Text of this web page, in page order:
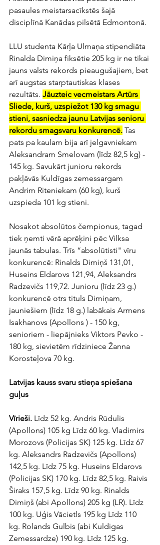
pasaules meistarsacīkstēs šajā
disciplīnā Kanādas pilsētā Edmontonā.
LLU studenta Kārļa Ulmaņa stipendiāta
Rinalda Dimiņa fiksētie 205 kg ir ne tikai
jauns valsts rekords pieaugušajiem, bet
arī augstas starptautiskas klases
rezultāts. Jāuzteic vecmeistars Artūrs
Sliede, kurš, uzspiežot 130 kg smagu
stieni, sasniedza jaunu Latvijas senioru
rekordu smagsvaru konkurencē. Tas
pats pa kaulam bija arī jelgavniekam
Aleksandram Smelovam (līdz 82,5 kg) -
145 kg. Savukārt junioru rekords
pakļāvās Kuldīgas zemessargam
Andrim Riteniekam (60 kg), kurš
uzspieda 101 kg stieni.
Nosakot absolūtos čempionus, tagad
tiek ņemti vērā aprēķini pēc Vilksa
jaunās tabulas. Trīs “absolūtisti" vīru
konkurencē: Rinalds Dimiņš 131,01,
Huseins Eldarovs 121,94, Aleksandrs
Radzevičs 119,72. Junioru (līdz 23 g.)
konkurencē otrs tituls Dimiņam,
jauniešiem (līdz 18 g.) labākais Armens
Isakhanovs (Apollons ) - 150 kg,
senioriem - liepājnieks Viktors Pevko -
180 kg, sievietēm rīdziniece Žanna
Korosteļova 70 kg.
Latvijas kauss svaru stieņa spiešana
guļus
Vīrieši. Līdz 52 kg. Andris Rūdulis
(Apollons) 105 kg Līdz 60 kg. Vladimirs
Morozovs (Policijas SK) 125 kg. Līdz 67
kg. Aleksandrs Radzevičs (Apollons)
142,5 kg. Līdz 75 kg. Huseins Eldarovs
(Policijas SK) 170 kg. Līdz 82,5 kg. Raivis
Širaks 157,5 kg. Līdz 90 kg. Rinalds
Dimiņš (abi Apollons) 205 kg (LR). Līdz
100 kg. Uģis Vācietls 195 kg Līdz 110
kg. Rolands Gulbis (abi Kuldigas
Zemessardze) 190 kg. Līdz 125 kg.